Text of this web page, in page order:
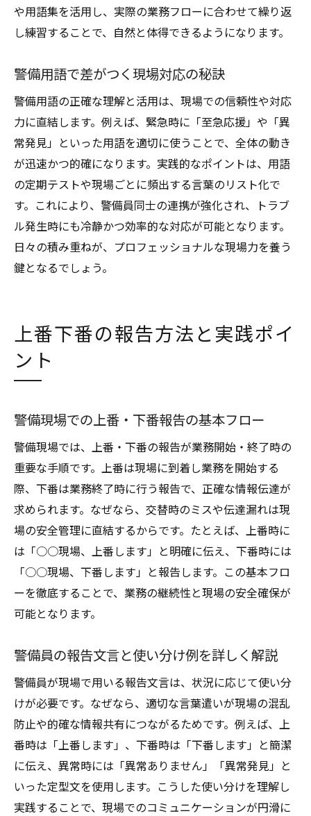
や用語集を活用し、実際の業務フローに合わせて繰り返
し練習することで、自然と体得できるようになります。
警備用語で差がつく現場対応の秘訣
警備用語の正確な理解と活用は、現場での信頼性や対応
力に直結します。例えば、緊急時に「至急応援」や「異
常発見」といった用語を適切に使うことで、全体の動き
が迅速かつ的確になります。実践的なポイントは、用語
の定期テストや現場ごとに頻出する言葉のリスト化で
す。これにより、警備員同士の連携が強化され、トラブ
ル発生時にも冷静かつ効率的な対応が可能となります。
日々の積み重ねが、プロフェッショナルな現場力を養う
鍵となるでしょう。
上番下番の報告方法と実践ポイ
ント
警備現場での上番・下番報告の基本フロー
警備現場では、上番・下番の報告が業務開始・終了時の
重要な手順です。上番は現場に到着し業務を開始する
際、下番は業務終了時に行う報告で、正確な情報伝達が
求められます。なぜなら、交替時のミスや伝達漏れは現
場の安全管理に直結するからです。たとえば、上番時に
は「○○現場、上番します」と明確に伝え、下番時には
「○○現場、下番します」と報告します。この基本フロ
ーを徹底することで、業務の継続性と現場の安全確保が
可能となります。
警備員の報告文言と使い分け例を詳しく解説
警備員が現場で用いる報告文言は、状況に応じて使い分
けが必要です。なぜなら、適切な言葉遣いが現場の混乱
防止や的確な情報共有につながるためです。例えば、上
番時は「上番します」、下番時は「下番します」と簡潔
に伝え、異常時には「異常ありません」「異常発見」と
いった定型文を使用します。こうした使い分けを理解し
実践することで、現場でのコミュニケーションが円滑に